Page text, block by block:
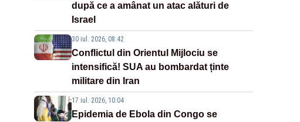
după ce a amânat un atac alături de
Israel
30 iul. 2026, 08:42
Conflictul din Orientul Mijlociu se
intensifică! SUA au bombardat ținte
militare din Iran
17 iul. 2026, 10:04
Epidemia de Ebola din Congo se